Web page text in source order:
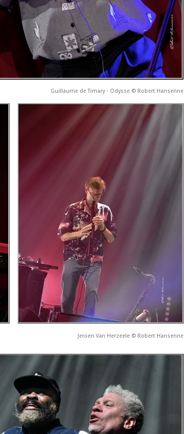
Guillaume de Timary ‐ Odysse © Robert Hansenne
Jeroen Van Herzeele © Robert Hansenne